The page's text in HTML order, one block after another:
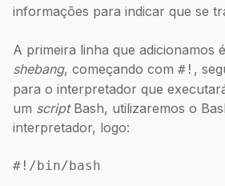
informações para indicar que se
A primeira linha que adicionamos
shebang, começando com #! ,
para o interpretador que
um scriptBash, utilizaremos o
interpretador, logo: